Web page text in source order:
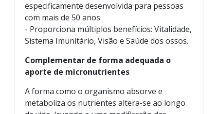
especificamente desenvolvida para pessoas
com mais de 50 anos
- Proporciona múltiplos benefícios: Vitalidade,
Sistema Imunitário, Visão e Saúde dos ossos.
Complementar de forma adequada o
aporte de micronutrientes
A forma como o organismo absorve e
metaboliza os nutrientes altera-se ao longo